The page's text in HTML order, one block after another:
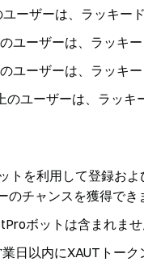
ーザーは、ラッキー
ユーザーは、ラッキー
ユーザーは、ラッキー
ユーザーは、ラッキ
トを利用して登録お
チャンスを獲得でき
ボットは含まれませ
日以内にXAUTトー